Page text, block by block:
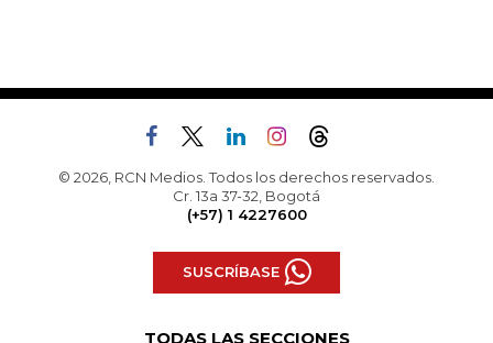
© 2026, RCN Medios. Todos los derechos reservados.
Cr. 13a 37-32, Bogotá
(+57) 1 4227600
SUSCRÍBASE
TODAS LAS SECCIONES